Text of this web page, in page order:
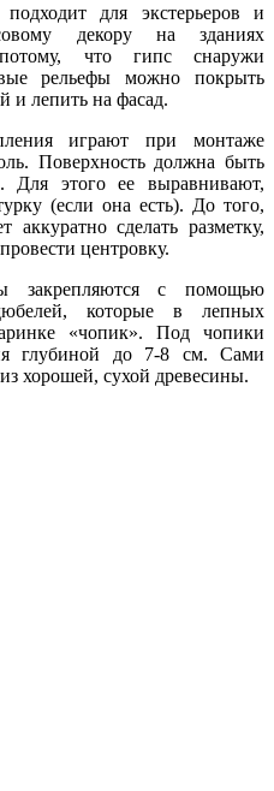
подходит для экстерьеров и
декору на зданиях
что гипс снаружи
рельефы можно покрыть
и лепить на фасад.
играют при монтаже
Поверхность должна быть
Для этого ее выравнивают,
(если она есть). До того,
аккуратно сделать разметку,
центровку.
закрепляются с помощью
которые в лепных
«чопик». Под чопики
глубиной до 7-8 см. Сами
хорошей, сухой древесины.